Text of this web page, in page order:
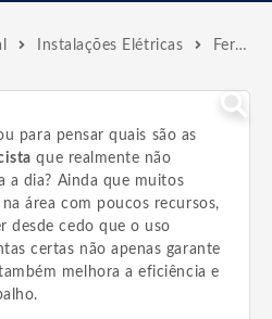
Instalações Elétricas Ferramentas para Eletricista | Monte Seu Kit Profissional
para pensar quais são as
que realmente não
a dia? Ainda que muitos
área com poucos recursos,
desde cedo que o uso
certas não apenas garante
melhora a eficiência e